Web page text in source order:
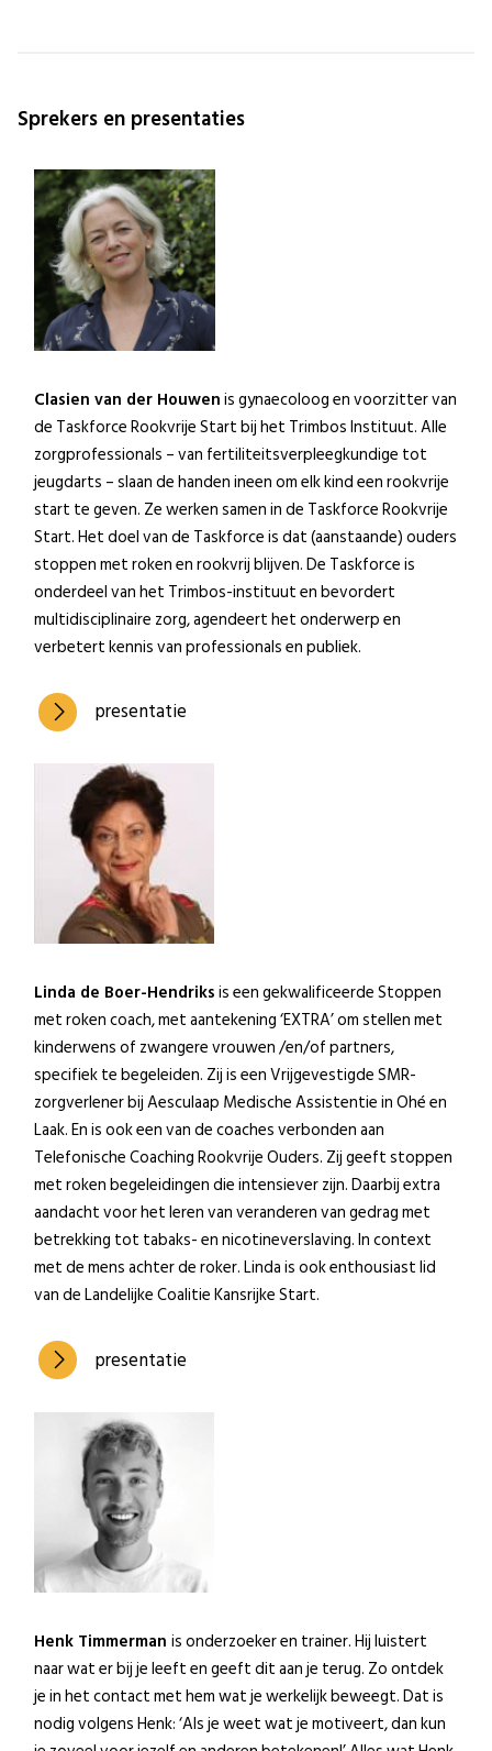
Sprekers en presentaties
Clasien van der Houwenis gynaecoloog en voorzitter van
de Taskforce Rookvrije Start bij het Trimbos Instituut. Alle
zorgprofessionals – van fertiliteitsverpleegkundige tot
jeugdarts – slaan de handen ineen om elk kind een rookvrije
start te geven. Ze werken samen in de Taskforce Rookvrije
Start. Het doel van de Taskforce is dat (aanstaande) ouders
stoppen met roken en rookvrij blijven. De Taskforce is
onderdeel van het Trimbos-instituut en bevordert
multidisciplinaire zorg, agendeert het onderwerp en
verbetert kennis van professionals en publiek.
presentatie
Linda de Boer-Hendriksis een gekwalificeerde Stoppen
met roken coach, met aantekening ‘EXTRA’ om stellen met
kinderwens of zwangere vrouwen /en/of partners,
specifiek te begeleiden. Zij is een Vrijgevestigde SMR-
zorgverlener bij Aesculaap Medische Assistentie in Ohé en
Laak. En is ook een van de coaches verbonden aan
Telefonische Coaching Rookvrije Ouders. Zij geeft stoppen
met roken begeleidingen die intensiever zijn. Daarbij extra
aandacht voor het leren van veranderen van gedrag met
betrekking tot tabaks- en nicotineverslaving. In context
met de mens achter de roker. Linda is ook enthousiast lid
van de Landelijke Coalitie Kansrijke Start.
presentatie
Henk Timmerman is onderzoeker en trainer. Hij luistert
naar wat er bij je leeft en geeft dit aan je terug. Zo ontdek
je in het contact met hem wat je werkelijk beweegt. Dat is
nodig volgens Henk: ‘Als je weet wat je motiveert, dan kun